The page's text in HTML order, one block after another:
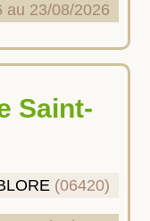
au 23/08/2026
(06420)